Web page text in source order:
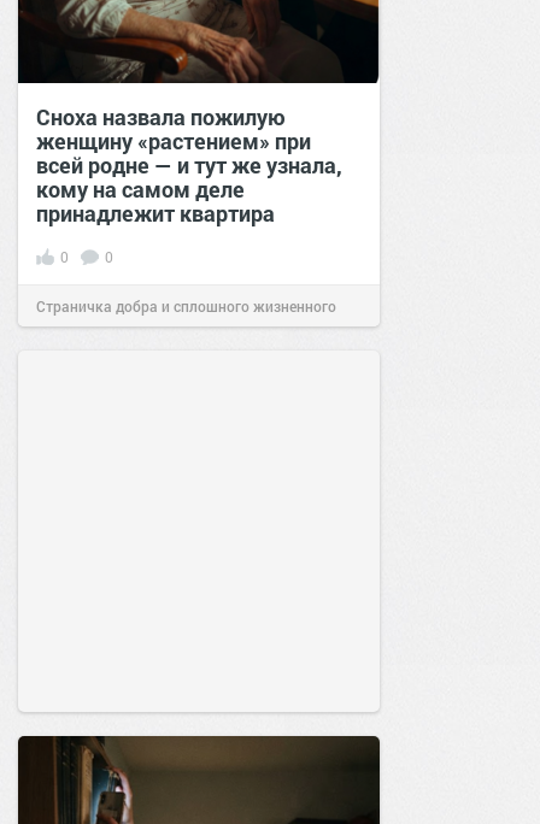
Сноха назвала пожилую
женщину «растением» при
всей родне — и тут же узнала,
кому на самом деле
принадлежит квартира
0 0
Страничка добра и сплошного жизненного